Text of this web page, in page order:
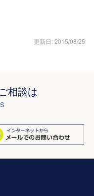
更新日: 2015/08/25
相談は